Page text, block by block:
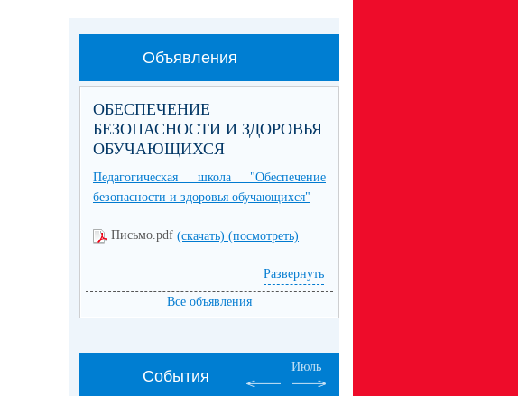
Объявления
ОБЕСПЕЧЕНИЕ
БЕЗОПАСНОСТИ И ЗДОРОВЬЯ
ОБУЧАЮЩИХСЯ
Педагогическая школа "Обеспечение
безопасности и здоровья обучающихся"
Письмо.pdf (скачать) (посмотреть)
Развернуть
Все объявления
События
Июль